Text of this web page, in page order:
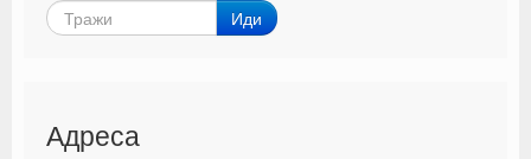
Иди
Адреса